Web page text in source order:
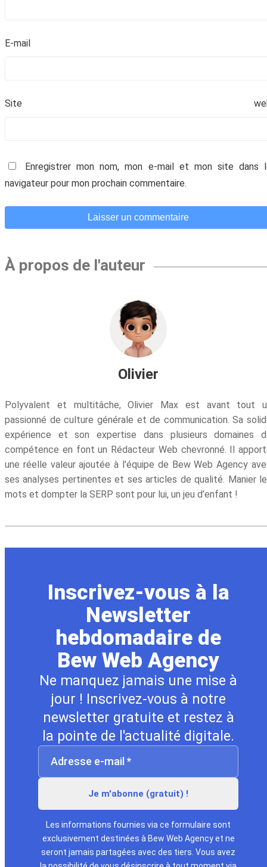
E-mail
Site
Enregistrer mon nom, mon e-mail et mon site dans
navigateur pour mon prochain commentaire.
À propos de l'auteur
Olivier
Polyvalent et multitâche, Olivier Max est avant tout
passionné de culture générale et de communication. Sa
expérience et son expertise dans plusieurs domaines
compétence en font un Rédacteur Web chevronné. Il
une réelle valeur ajoutée à l'équipe de Bew Web Agency
ses analyses pertinentes et ses articles de qualité. Manier
mots et dompter la SERP sont pour lui, un jeu d’enfant !
Inscrivez-vous à la
Newsletter
hebdomadaire de
Bew Web Agency
Ne manquez jamais une mise à
jour ! Inscrivez-vous à notre
newsletter gratuite et restez à
la pointe de l'actualité digitale.
Les informations fournies via ce formulaire sont
exclusivement destinées à Bew Web Agency et ne
seront jamais partagées avec des tiers. Vous avez
revendue. Vous pouvez vous désinscrire à tout